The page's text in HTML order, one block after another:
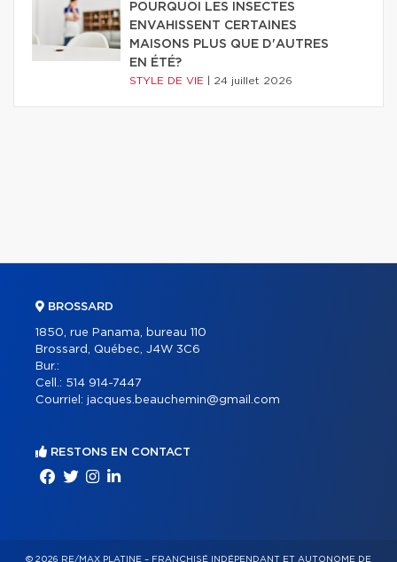
POURQUOI LES INSECTES
ENVAHISSENT CERTAINES
MAISONS PLUS QUE D'AUTRES
EN ÉTÉ?
STYLE DE VIE 24 juillet 2026
BROSSARD
1850, rue Panama, bureau 110
Brossard, Québec, J4W 3C6
Bur.:
Cell.: 514 914-7447
Courriel: jacques.beauchemin@gmail.com
RESTONS EN CONTACT
© 2026 RE/MAX PLATINE – FRANCHISÉ INDÉPENDANT ET AUTONOME DE